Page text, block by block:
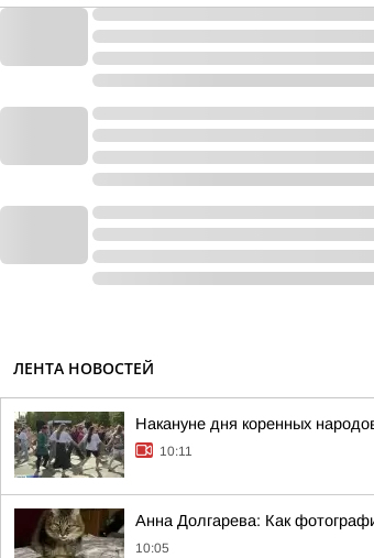
ЛЕНТА НОВОСТЕЙ
Накануне дня коренных
10:11
Анна Долгарева: Как
10:05